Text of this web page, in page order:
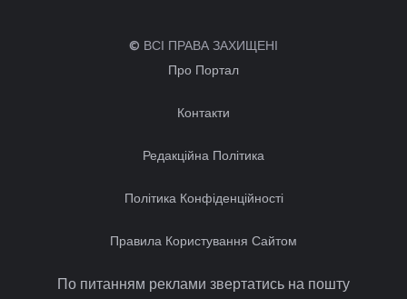
© ВСІ ПРАВА ЗАХИЩЕНІ
Про Портал
Контакти
Редакційна Політика
Політика Конфіденційності
Правила Користування Сайтом
По питанням реклами звертатись на пошту